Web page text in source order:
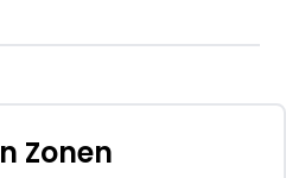
voor
Zonen